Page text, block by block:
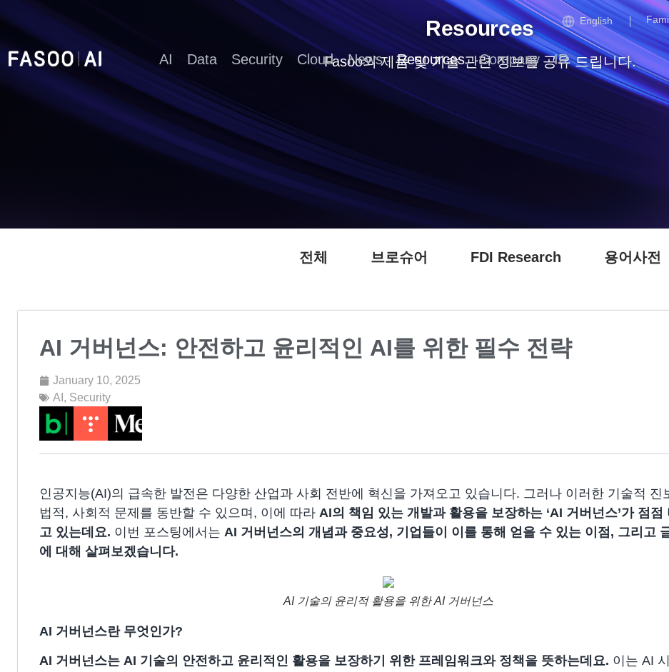
English
AI Data Security Cloud News Resources Company IR
Resources
Fasoo의 제품 및 기술 관련 정보를 공유 드립니다.
전체 브로슈어 FDI Research 용어사전
AI 거버넌스: 안전하고 윤리적인 AI를 위한 필수 전략
January 10, 2025
AI , Security
인공지능(AI)의 급속한 발전은 다양한 산업과 사회 전반에 혁신을 가져오고 있습니다. 그러나 이러한 기술적 진
법적, 사회적 문제를 동반할 수 있으며, 이에 따라 AI의 책임 있는 개발과 활용을 보장하는 ‘AI 거버넌스’가 점점
고 있는데요. 이번 포스팅에서는 AI 거버넌스의 개념과 중요성, 기업들이 이를 통해 얻을 수 있는 이점, 그리고
에 대해 살펴보겠습니다.
AI 기술의 윤리적 활용을 위한 AI 거버넌스
AI 거버넌스란 무엇인가?
AI 거버넌스는 AI 기술의 안전하고 윤리적인 활용을 보장하기 위한 프레임워크와 정책을 뜻하는데요. 이는 AI